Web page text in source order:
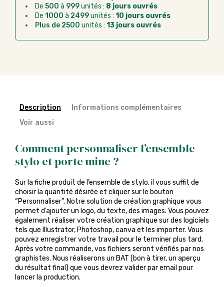
Chorus Pro :règlement par mandat
administratif après la commande
De 500 à 999unités : 8 jours ouvrés
De 1000 à 2499unités : 10 jours ouvrés
Plus de 2500 unités : 13 jours ouvrés
Description
Informations complémentaires
Voir aussi
Comment personnaliser l’ensemble
stylo et porte mine ?
Sur la fiche produit de l’ensemble de stylo, il vous suffit de
choisir la quantité désirée et cliquer sur le bouton
“Personnaliser”. Notre solution de création graphique vous
permet d’ajouter un logo, du texte, des images. Vous pouvez
également réaliser votre création graphique sur des logiciels
tels que Illustrator, Photoshop, canva et les importer. Vous
pouvez enregistrer votre travail pour le terminer plus tard.
Après votre commande, vos fichiers seront vérifiés par nos
graphistes. Nous réaliserons un BAT (bon à tirer, un aperçu
du résultat final) que vous devrez valider par email pour
lancer la production.